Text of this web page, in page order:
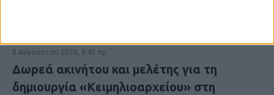
8 Αυγούστου 2026, 9:41 πμ
Δωρεά ακινήτου και μελέτης για τη
δημιουργία «Κειμηλιοαρχείου» στη